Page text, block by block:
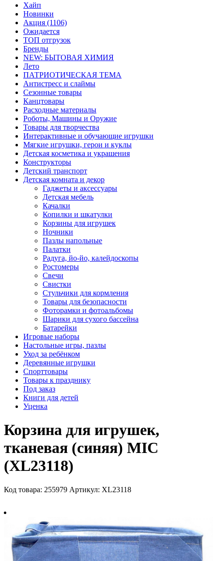
Хайп
Новинки
Акция (1106)
Ожидается
ТОП отгрузок
Бренды
NEW: БЫТОВАЯ ХИМИЯ
Лето
ПАТРИОТИЧЕСКАЯ ТЕМА
Антистресс и слаймы
Сезонные товары
Канцтовары
Расходные материалы
Роботы, Машины и Оружие
Товары для творчества
Интерактивные и обучающие игрушки
Мягкие игрушки, герои и куклы
Детская косметика и украшения
Конструкторы
Детский транспорт
Детская комната и декор
Гаджеты и аксессуары
Детская мебель
Качалки
Копилки и шкатулки
Корзины для игрушек
Ночники
Пазлы напольные
Палатки
Радуга, йо-йо, калейдоскопы
Ростомеры
Свечи
Свистки
Стульчики для кормления
Товары для безопасности
Фоторамки и фотоальбомы
Шарики для сухого бассейна
Батарейки
Игровые наборы
Настольные игры, пазлы
Уход за ребёнком
Деревянные игрушки
Спорттовары
Товары к празднику
Под заказ
Книги для детей
Уценка
Корзина для игрушек,
тканевая (синяя) MIC
(XL23118)
Код товара: 255979 Артикул: XL23118